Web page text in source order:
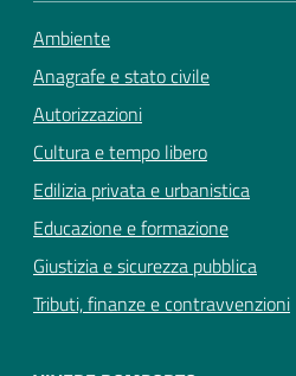
Ambiente
Anagrafe e stato civile
Autorizzazioni
Cultura e tempo libero
Edilizia privata e urbanistica
Educazione e formazione
Giustizia e sicurezza pubblica
Tributi, finanze e contravvenzioni